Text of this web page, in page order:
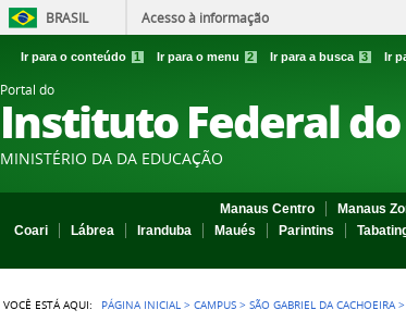
BRASIL Acesso à informação
Ir para o conteúdo 1 Ir para o menu 2 Ir para a busca 3 Ir
Portal do
Instituto Federal
MINISTÉRIO DA DA EDUCAÇÃO
Manaus Centro Manaus
Coari
Lábrea Iranduba Maués Parintins
VOCÊ ESTÁ AQUI: PÁGINA INICIAL >CAMPUS >SÃO GABRIEL DA CACHOEIRA >